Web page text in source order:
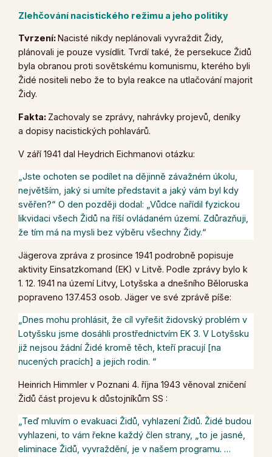
Zlehčování nacistického režimu a jeho politiky
Tvrzení: Nacisté nikdy neplánovali vyvraždit Židy,
plánovali je pouze vysídlit. Tvrdí také, že persekuce Židů
byla obranou proti sovětskému komunismu, kterého byli
Židé nositeli nebo že to byla reakce na utlačování majorit
Židy.
Fakta: Zachovaly se zprávy, nahrávky projevů, deníky
a dopisy nacistických pohlavárů.
V září 1941 dal Heydrich Eichmanovi otázku:
„Jste ochoten se podílet na dějinně závažném úkolu,
největším, jaký si umíte představit a jaký vám byl kdy
svěřen?“ O den později dodal: „Vůdce nařídil fyzickou
likvidaci všech Židů na říší ovládaném území. Zdůrazňuji,
že tím má na mysli bez výběru všechny Židy.“
Jägerova zpráva z prosince 1941 podrobně popisuje
aktivity Einsatzkomand (EK) v Litvě. Podle zprávy bylo k
1. 12. 1941 na území Litvy, Lotyšska a dnešního Běloruska
popraveno 137.453 osob. Jäger ve své zprávě píše:
„Dnes mohu prohlásit, že cíl vyřešit židovský problém v
Lotyšsku jsme dosáhli prostřednictvím EK 3. V Lotyšsku
již nejsou žádní Židé kromě těch, kteří pracují [na
nucených pracích] a jejich rodin. “
Heinrich Himmler v Poznani 4. října 1943 věnoval zničení
Židů část projevu k důstojníkům SS :
„Teď mluvím o evakuaci Židů, vyhlazení Židů. Židé budou
vyhlazeni, to vám řekne každý člen strany, „to je jasné,
eliminace Židů, vyvraždění, je v našem programu. …